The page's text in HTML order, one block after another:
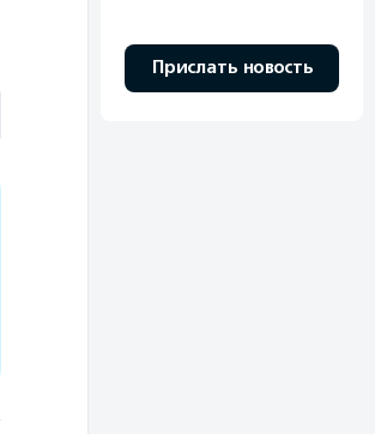
Прислать новость